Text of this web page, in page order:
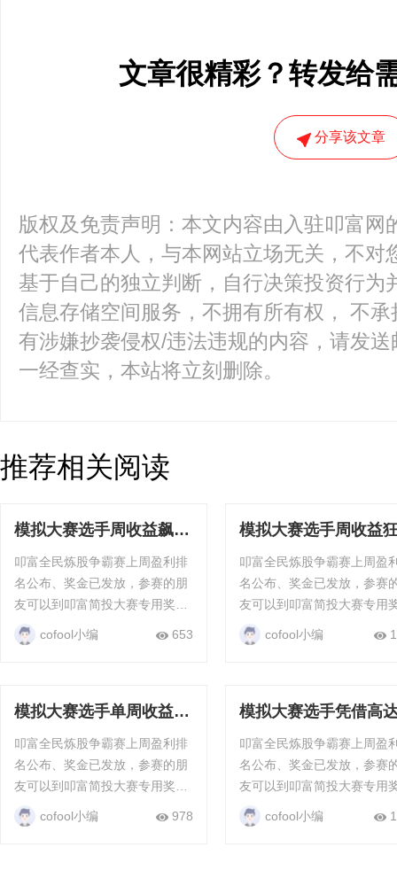
文章很精彩？转发给
分享该文章
版权及免责声明：本文内容由入驻叩富网
代表作者本人，与本网站立场无关，不对
基于自己的独立判断，自行决策投资行为
信息存储空间服务，不拥有所有权， 不
有涉嫌抄袭侵权/违法违规的内容，请发
一经查实，本站将立刻删除。
推荐相关阅读
模拟大赛选手周收益飙升
23.57%，交易技艺超
群！
叩富全民炼股争霸赛上周盈利排
名公布、奖金已发放，参赛的朋
友可以到叩富简投大赛专用奖金
钱包查看，只要满20元就能直接
提现，每周每月都有现金奖励。
cofool小编 653
模拟大赛选手周收益
25.16%，展现非凡操
水平！
叩富全民炼股争霸赛上周盈
名公布、奖金已发放，参赛
友可以到叩富简投大赛专用
钱包查看，只要满20元就能
提现，每周每月都有现金奖
cofool小编
模拟大赛选手单周收益
38.23%，一骑绝尘
叩富全民炼股争霸赛上周盈利排
名公布、奖金已发放，参赛的朋
友可以到叩富简投大赛专用奖金
钱包查看，只要满20元就能直接
提现，每周每月都有现金奖励。
cofool小编 978
模拟大赛选手凭借高
27.82%的单周收益率
势登顶
叩富全民炼股争霸赛上周盈
名公布、奖金已发放，参赛
友可以到叩富简投大赛专用
钱包查看，只要满20元就能
提现，每周每月都有现金奖
cofool小编